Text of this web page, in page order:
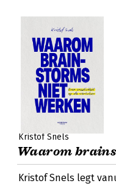
Kristof Snels
Waarom
Kristof Snels legt